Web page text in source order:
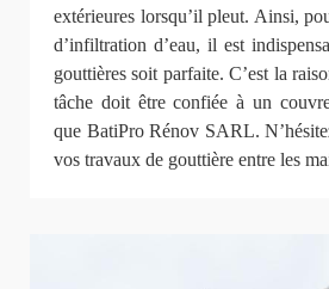
extérieures lorsqu’il pleut. Ainsi,
d’infiltration d’eau, il est
gouttières soit parfaite. C’est la
tâche doit être confiée à un
que BatiPro Rénov SARL.
vos travaux de gouttière entre les